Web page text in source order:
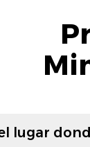
lugar